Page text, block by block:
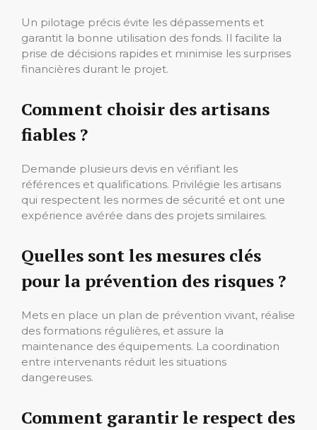
Un pilotage précis évite les dépassements et
garantit la bonne utilisation des fonds. Il facilite la
prise de décisions rapides et minimise les surprises
financières durant le projet.
Comment choisir des artisans
fiables ?
Demande plusieurs devis en vérifiant les
références et qualifications. Privilégie les artisans
qui respectent les normes de sécurité et ont une
expérience avérée dans des projets similaires.
Quelles sont les mesures clés
pour la prévention des risques ?
Mets en place un plan de prévention vivant, réalise
des formations régulières, et assure la
maintenance des équipements. La coordination
entre intervenants réduit les situations
dangereuses.
Comment garantir le respect des